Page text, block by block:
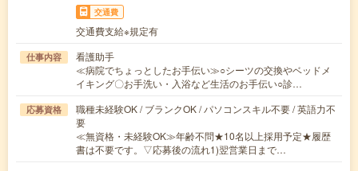
交通費
交通費支給※規定有
仕事内容
看護助手
≪病院でちょっとしたお手伝い≫○シーツの交換やベッドメ
イキング〇お手洗い・入浴など生活のお手伝い○診…
応募資格
職種未経験OK / ブランクOK / パソコンスキル不要 / 英語力不
要
≪無資格・未経験OK≫年齢不問★10名以上採用予定★履歴
書は不要です。▽応募後の流れ1)翌営業日まで…